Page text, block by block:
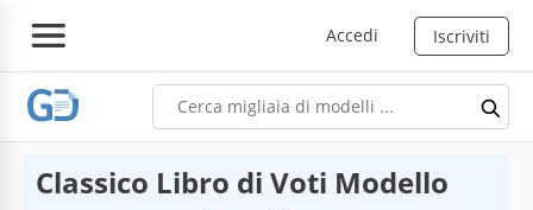
Accedi Iscriviti
Classico Libro di Voti Modello